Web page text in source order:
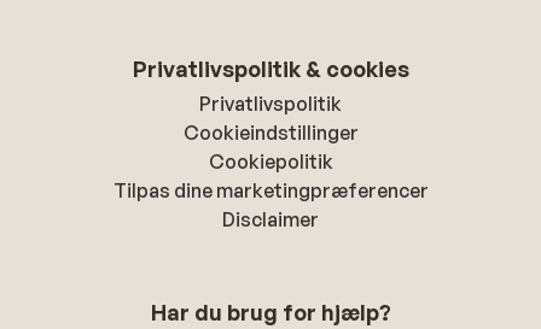
Privatlivspolitik & cookies
Privatlivspolitik
Cookieindstillinger
Cookiepolitik
Tilpas dine marketingpræferencer
Disclaimer
Har du brug for hjælp?